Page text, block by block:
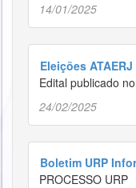
14/01/2025
Eleições ATAERJ
Edital publicado
24/02/2025
Boletim URP
PROCESSO URP